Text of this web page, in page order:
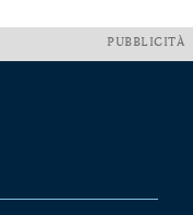
PUBBLICITÀ